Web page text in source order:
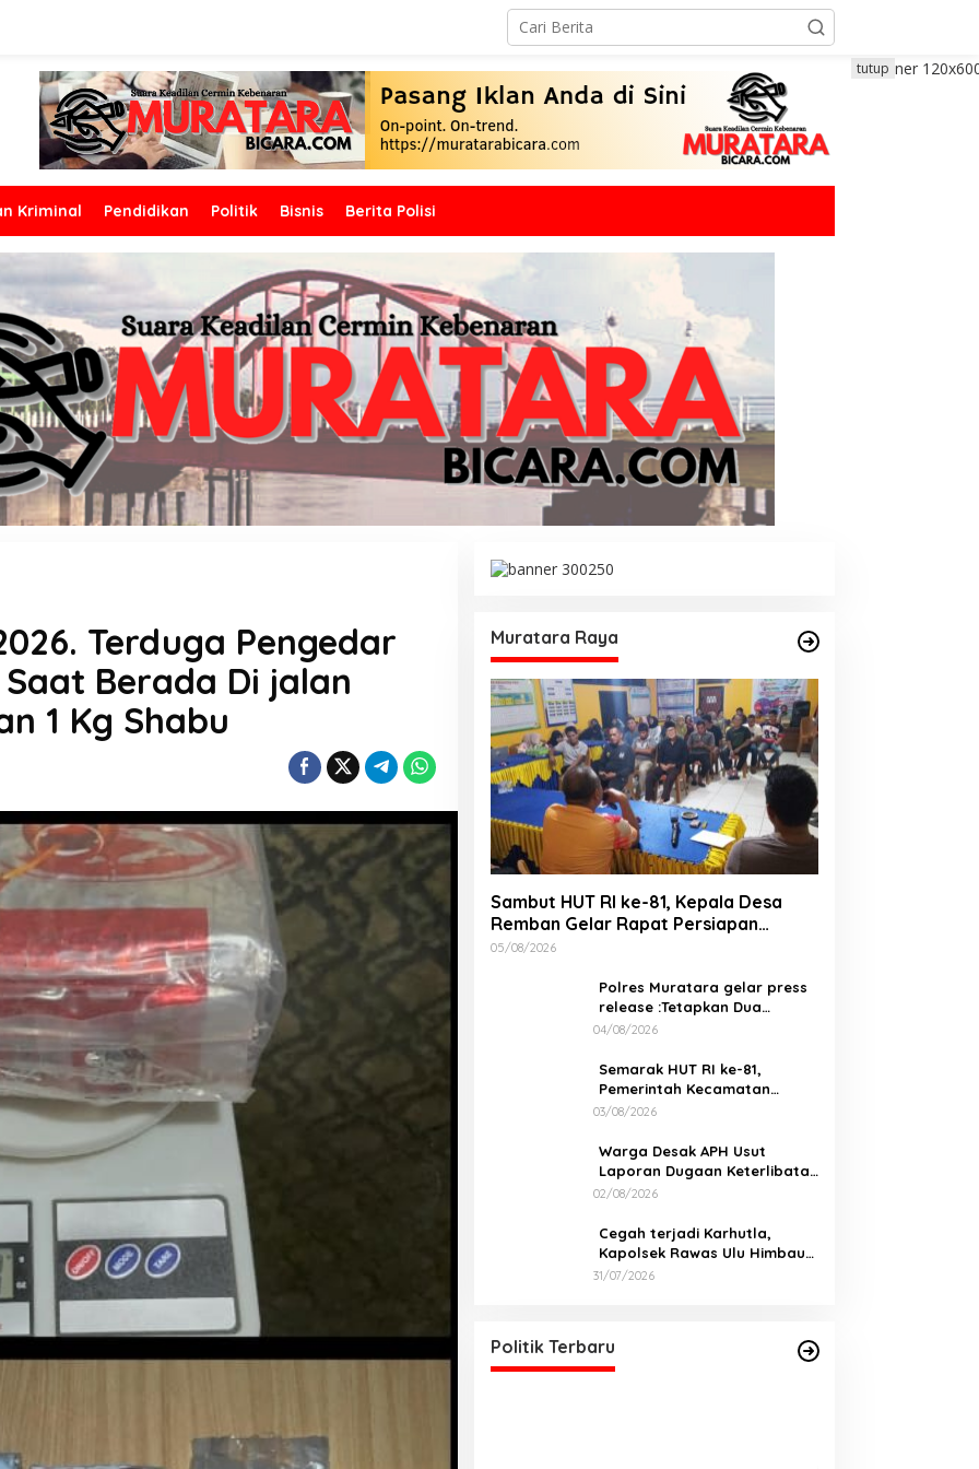
Kriminal Pendidikan Politik Bisnis Berita Polisi
tutup
Terduga Pengedar
Berada Di jalan
1 Kg Shabu
Muratara Raya
Sambut HUT RI ke-81, Kepala Desa
Remban Gelar Rapat Persiapan
Bersama Panitia
05/08/2026
Polres Muratara gelar press
release :Tetapkan Dua
Direktur Jadi Tersangka
ALS dan Tangki BBM Tewaskan
19 Orang
04/08/2026
Semarak HUT RI ke-81,
Pemerintah Kecamatan
Rawas Ulu Gelar Berbagai
03/08/2026
Warga Desak APH Usut
Laporan Dugaan Keterlibatan
Oknum Lurah Muara Kulam
02/08/2026
Cegah terjadi Karhutla,
Kapolsek Rawas Ulu Himbau
Warga Desa Sungai Kijang
31/07/2026
Politik Terbaru
DPRD Musi Rawas Utara Gelar
Di Muratara, Politik | 21/04/2026
Santun Dan Bersahabat
Di Politik, Sumsel |